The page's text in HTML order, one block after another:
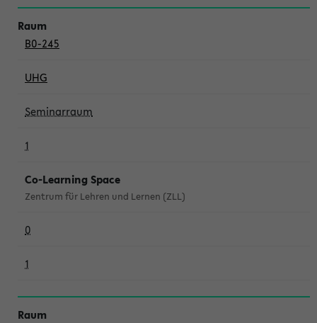
B0-245
UHG
Seminarraum
1
Co-Learning Space
Zentrum für Lehren und Lernen (ZLL)
0
1